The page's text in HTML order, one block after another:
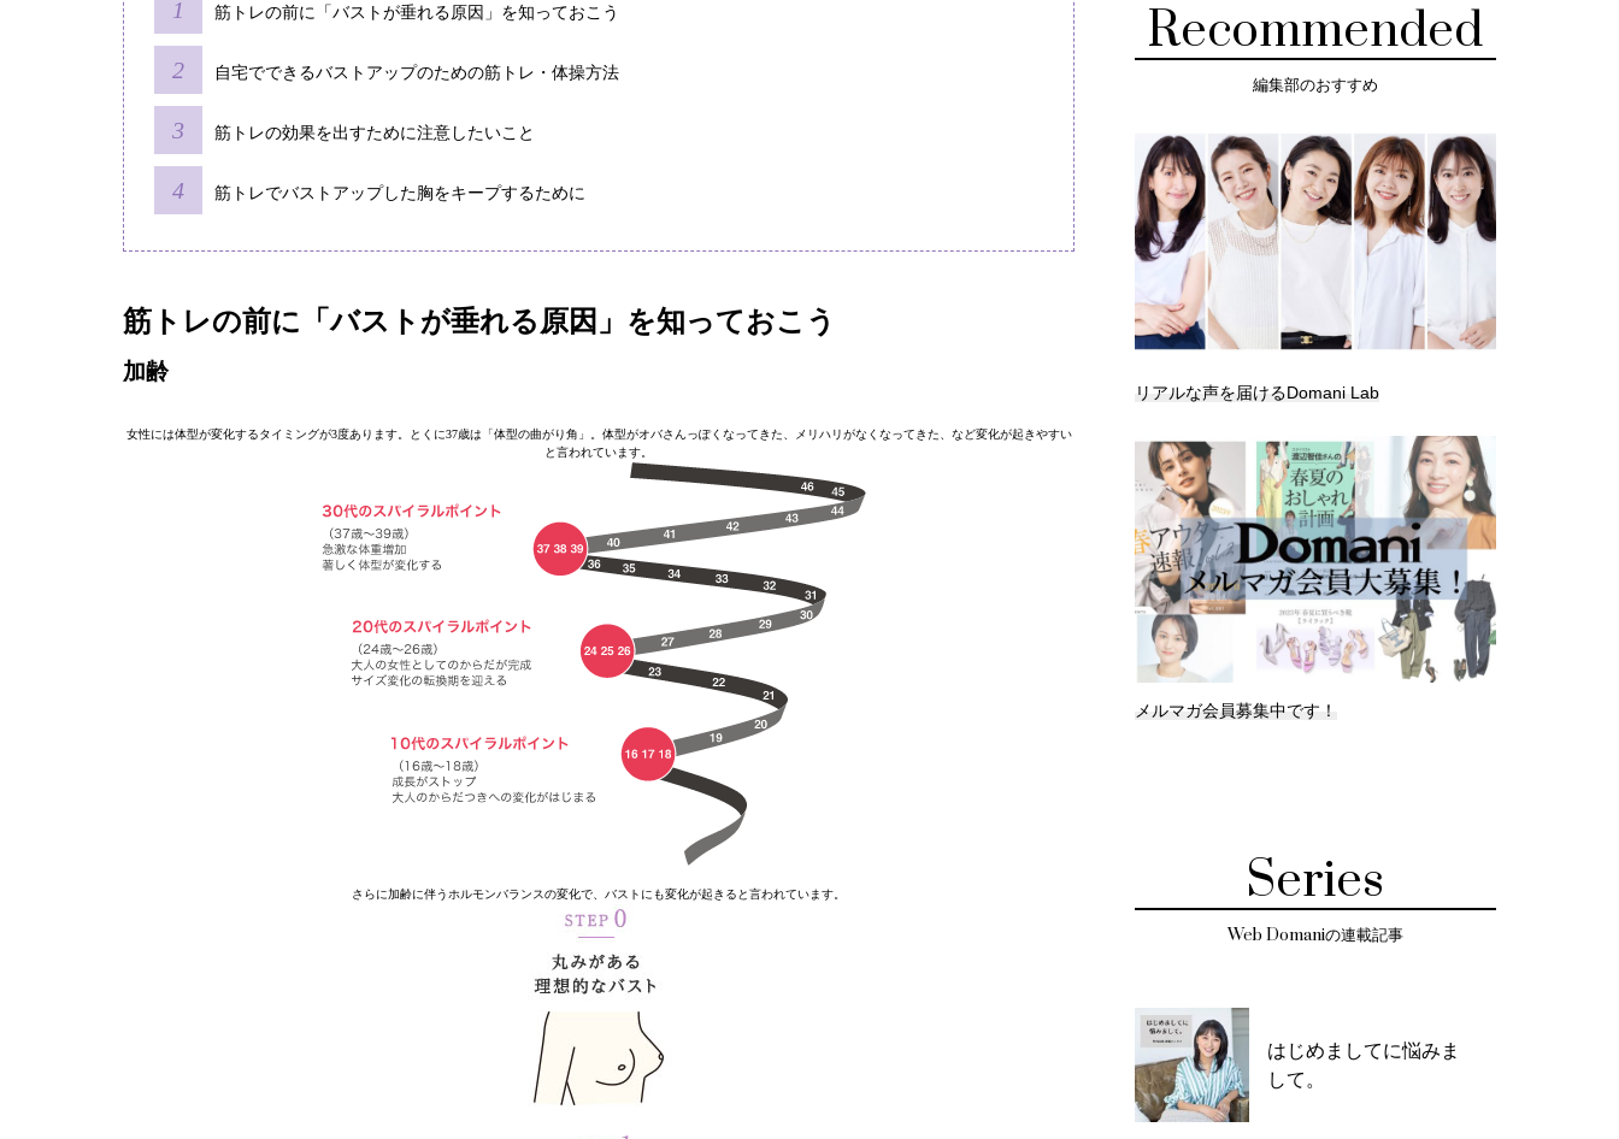
筋トレの前に「バストが垂れる原因」を知っておこう
自宅でできるバストアップのための筋トレ・体操方法
筋トレの効果を出すために注意したいこと
筋トレでバストアップした胸をキープするために
筋トレの前に「バストが垂れる原因」を知っておこう
加齢
女性には体型が変化するタイミングが3度あります。とくに37歳は「体型の曲がり角」。体型がオバさんっぽくなってきた、メリハリがなくなってきた、など変化が起きやすい
と言われています。
さらに加齢に伴うホルモンバランスの変化で、バストにも変化が起きると言われています。
Recommended
編集部のおすすめ
リアルな声を届けるDomani Lab
メルマガ会員募集中です！
Series
Web Domaniの連載記事
はじめましてに悩みま
して。